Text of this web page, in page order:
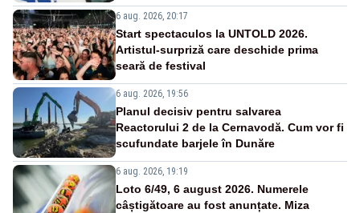
6 aug. 2026, 20:17
Start spectaculos la UNTOLD 2026.
Artistul-surpriză care deschide prima
seară de festival
6 aug. 2026, 19:56
Planul decisiv pentru salvarea
Reactorului 2 de la Cernavodă. Cum vor fi
scufundate barjele în Dunăre
6 aug. 2026, 19:19
Loto 6/49, 6 august 2026. Numerele
câștigătoare au fost anunțate. Miza